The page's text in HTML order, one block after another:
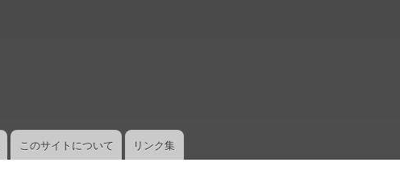
このサイトについて リンク集